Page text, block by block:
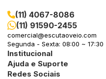
(11) 4067-8086
(11) 91590-2455
comercial@escutaoveio.com
Segunda - Sexta: 08:00 ~ 17:30
Institucional
Ajuda e Suporte
Redes Sociais